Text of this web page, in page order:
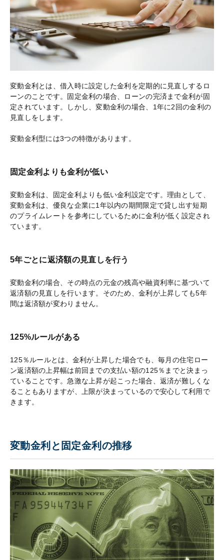
変動金利とは、借入時に設定した金利を定期的に見直しするロ
ーンのことです。固定金利の場合、ローンの完済まで金利が固
定されています。しかし、変動金利の場合、1年に2回の金利の
見直しをします。
変動金利型には3つの特徴があります。
固定金利よりも金利が低い
変動金利は、固定金利よりも低い金利設定です。理由として、
変動金利は、優良な企業に1年以内の期間限定で貸し出す短期
のプライムレートを参考にしているために金利が低く設定され
ています。
5年ごとに返済額の見直しを行う
変動金利の場合、その時点の元金の残高や融資利率に基づいて
返済額の見直しを行います。そのため、金利が上昇しても5年
間は返済額が変わりません。
125%ルールがある
125％ルールとは、金利が上昇した場合でも、毎月の住宅ロー
ン返済額の上昇幅は前回までの支払い額の125％までと決まっ
ていることです。急激な上昇が起こった場合、返済が難しくな
ることもありますが、上限が決まっているので安心して利用で
きます。
変動金利と固定金利の推移